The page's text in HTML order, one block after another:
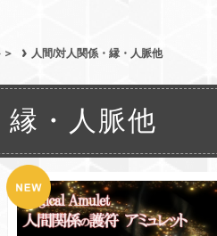
人間/対人関係・縁・人脈他
・人脈他